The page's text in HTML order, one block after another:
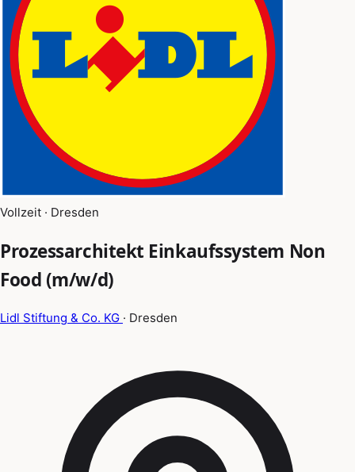
Vollzeit · Dresden
Prozessarchitekt Einkaufssystem Non
Food (m/w/d)
Lidl Stiftung & Co. KG · Dresden